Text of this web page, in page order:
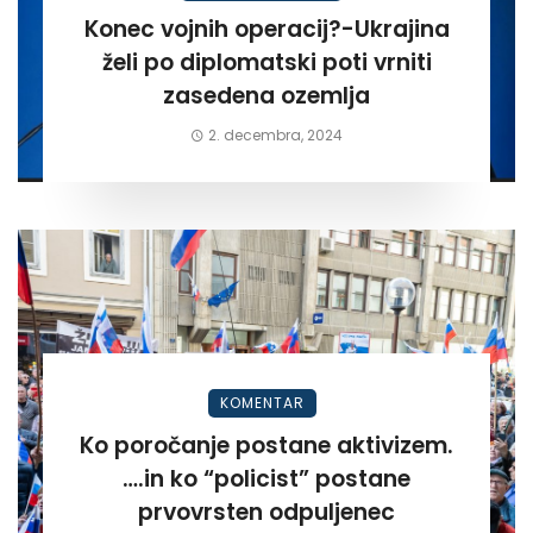
Konec vojnih operacij?-Ukrajina
želi po diplomatski poti vrniti
zasedena ozemlja
2. decembra, 2024
KOMENTAR
Ko poročanje postane aktivizem.
….in ko “policist” postane
prvovrsten odpuljenec